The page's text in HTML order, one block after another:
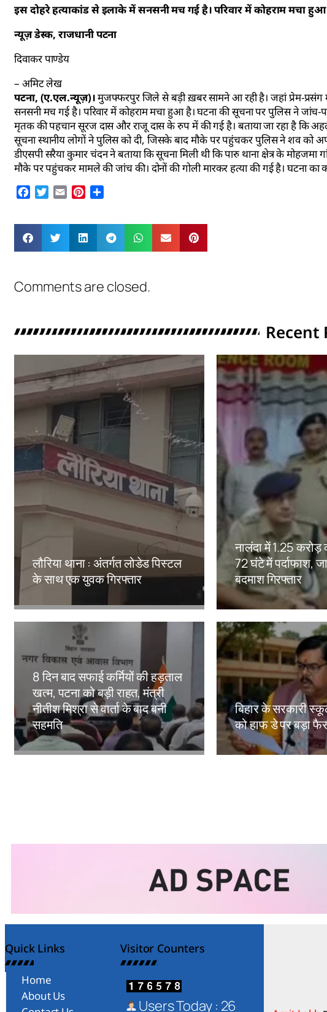
इस दोहरे हत्याकांड से इलाके में सनसनी मच गई है। परिवार में कोहराम मचा
न्यूज़ डेस्क, राजधानी पटना
दिवाकर पाण्डेय
– अमिट लेख
पटना, (ए.एल.न्यूज़)।मुजफ्फरपुर जिले से बड़ी ख़बर सामने आ रही है। जहां प्रेम-प्रसंग
सनसनी मच गई है। परिवार में कोहराम मचा हुआ है। घटना की सूचना पर पुलिस ने
मृतक की पहचान सूरज दास और राजू दास के रुप में की गई है। बताया जा रहा है कि
सूचना स्थानीय लोगों ने पुलिस को दी, जिसके बाद मौके पर पहुंचकर पुलिस ने शव को
डीएसपी सरैया कुमार चंदन ने बताया कि सूचना मिली थी कि पारु थाना क्षेत्र के
मौके पर पहुंचकर मामले की जांच की। दोनों की गोली मारकर हत्या की गई है। घटना का
Facebook
Twitter
Email Pinterest
Comments are closed.
Recent
लौरिया थाना : अंतर्गत लोडेड पिस्टल
के साथ एक युवक गिरफ्तार
नालंदा में 1.25
72 घंटे में पर्दाफाश,
बदमाश गिरफ्तार
Amit Lekh
8 दिन बाद सफाई कर्मियों की हड़ताल
खत्म, पटना को बड़ी राहत, मंत्री
नीतीश मिश्रा से वार्ता के बाद बनी
सहमति
Amit Lekh
बिहार के सरकारी
को हाफ डे पर बड़ा
Amit Lekh
Quick Links
Home
About Us
Visitor Counters
Users Today : 26